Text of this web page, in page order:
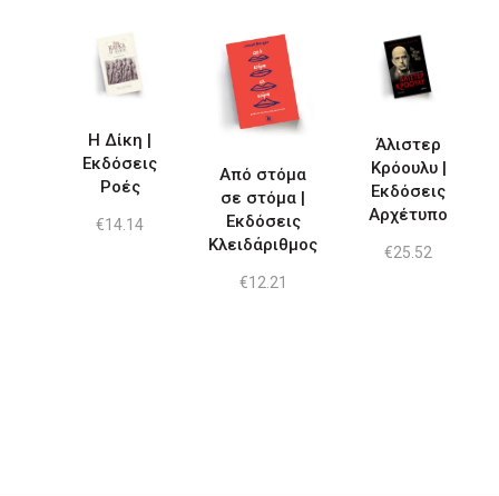
Η Δίκη |
Εκδόσεις
Ροές
€14.14
Από στόμα
σε στόμα |
Εκδόσεις
Κλειδάριθμος
€12.21
Άλιστερ
Κρόουλυ |
Εκδόσεις
Αρχέτυπο
€25.52